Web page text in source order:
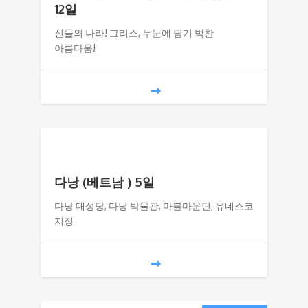
12일
신들의 나라! 그리스, 두눈에 담기 벅찬
아름다움!
다낭 (베트남 ) 5일
다낭 대성당, 다낭 박물관, 마블마운틴, 유네스코
지정